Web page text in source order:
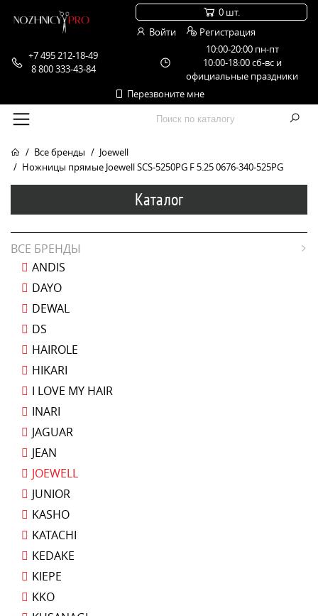
+7 495 212-18-49
8 800 333-43-84
10:00-20:00 пн-пт
10:00-18:00 сб-вс и
официальные праздники
Перезвоните мне
0 шт.
Войти
Регистрация
Все бренды
Joewell
Ножницы прямые Joewell SCS-5250PG F 5.25 0676-340-525PG
Каталог
ВСЕ БРЕНДЫ
ANDIS
DAYO
DEWAL
DS
HAIROLE
HIKARI
I LOVE MY HAIR
INARI
JAGUAR
JEAN
JOEWELL
JUNIOR
KASHO
KATACHI
KEDAKE
KIEPE
KKO